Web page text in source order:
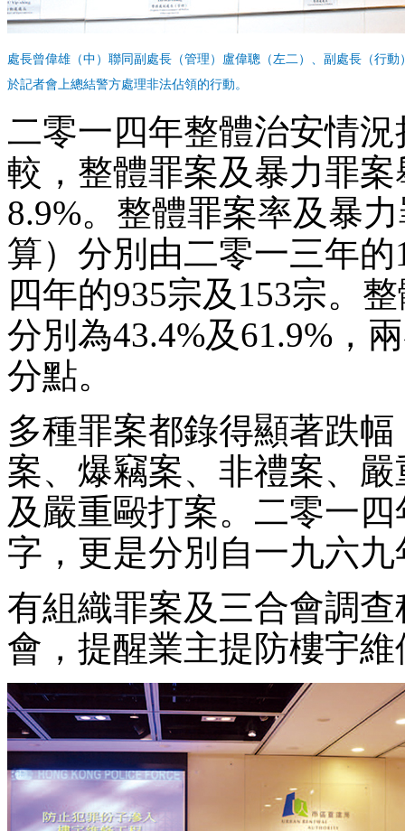
處長曾偉雄（中）聯同副處長（管理）盧偉聰（左二）、副處長（行
於記者會上總結警方處理非法佔領的行動。
二零一四年整體治安情
較，整體罪案及暴力罪
8.9%。整體罪案率及暴
算）分別由二零一三年
四年的935宗及153宗。
分別為43.4%及61.9%，
分點。
多種罪案都錄得顯著跌
案、爆竊案、非禮案、
及嚴重毆打案。二零一
字，更是分別自一九六
有組織罪案及三合會調
會，提醒業主提防樓宇